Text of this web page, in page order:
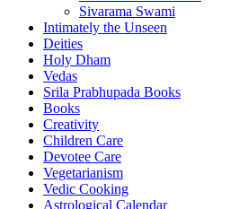
Sivarama Swami
Intimately the Unseen
Deities
Holy Dham
Vedas
Srila Prabhupada Books
Books
Creativity
Children Care
Devotee Care
Vegetarianism
Vedic Cooking
Astrological Calendar